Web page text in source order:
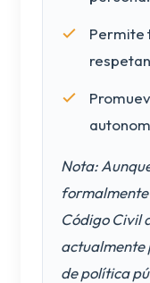
Permite
Nota:
Código Civil
actualmente
de política